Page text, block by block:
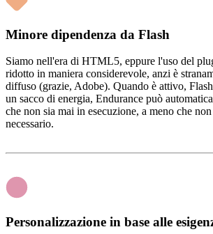
Minore dipendenza da Flash
Siamo nell'era di HTML5, eppure l'uso del
ridotto in maniera considerevole, anzi è
diffuso (grazie, Adobe). Quando è attivo,
un sacco di energia, Endurance può
che non sia mai in esecuzione, a meno che
necessario.
Personalizzazione in base alle